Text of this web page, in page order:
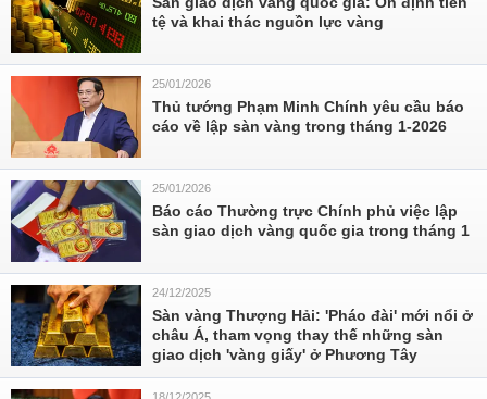
tệ và khai thác nguồn lực vàng
25/01/2026
Thủ tướng Phạm Minh Chính yêu cầu báo
cáo về lập sàn vàng trong tháng 1-2026
25/01/2026
Báo cáo Thường trực Chính phủ việc lập
sàn giao dịch vàng quốc gia trong tháng 1
24/12/2025
Sàn vàng Thượng Hải: 'Pháo đài' mới nổi ở
châu Á, tham vọng thay thế những sàn
giao dịch 'vàng giấy' ở Phương Tây